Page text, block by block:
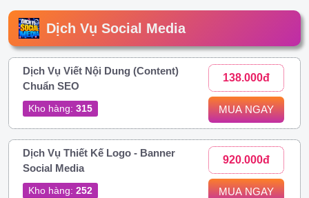
Dịch Vụ Social Media
Dịch Vụ Viết Nội Dung (Content)
Chuẩn SEO
Kho hàng: 315
138.000đ
MUA NGAY
Dịch Vụ Thiết Kế Logo - Banner
Social Media
Kho hàng: 252
920.000đ
MUA NGAY